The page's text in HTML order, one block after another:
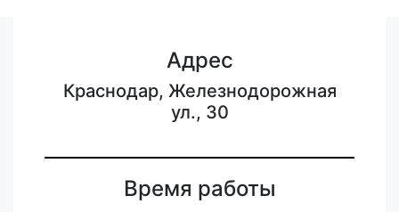
Адрес
Краснодар, Железнодорожная
ул., 30
Время работы